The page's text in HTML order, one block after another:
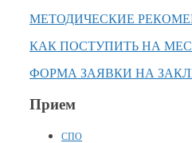
МЕТОДИЧЕСКИЕ
КАК ПОСТУПИТЬ НА
ФОРМА ЗАЯВКИ НА
Прием
СПО